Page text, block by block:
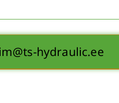
hydraulic.ee